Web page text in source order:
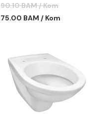
90.10 BAM / Kom
75.00 BAM / Kom